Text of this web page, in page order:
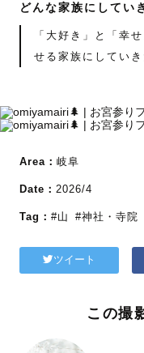
どんな家族にしてい
「大好き」と「幸
せる家族にしてい
Area： 岐阜
Date： 2026/4
Tag： #山 #神社・寺院
ツイート
この撮